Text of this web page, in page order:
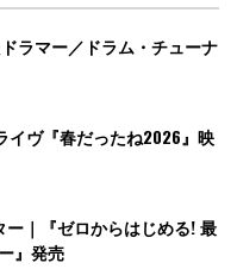
ラマー／ドラム・チューナ
イヴ『春だったね2026』映
｜『ゼロからはじめる! 最
』発売